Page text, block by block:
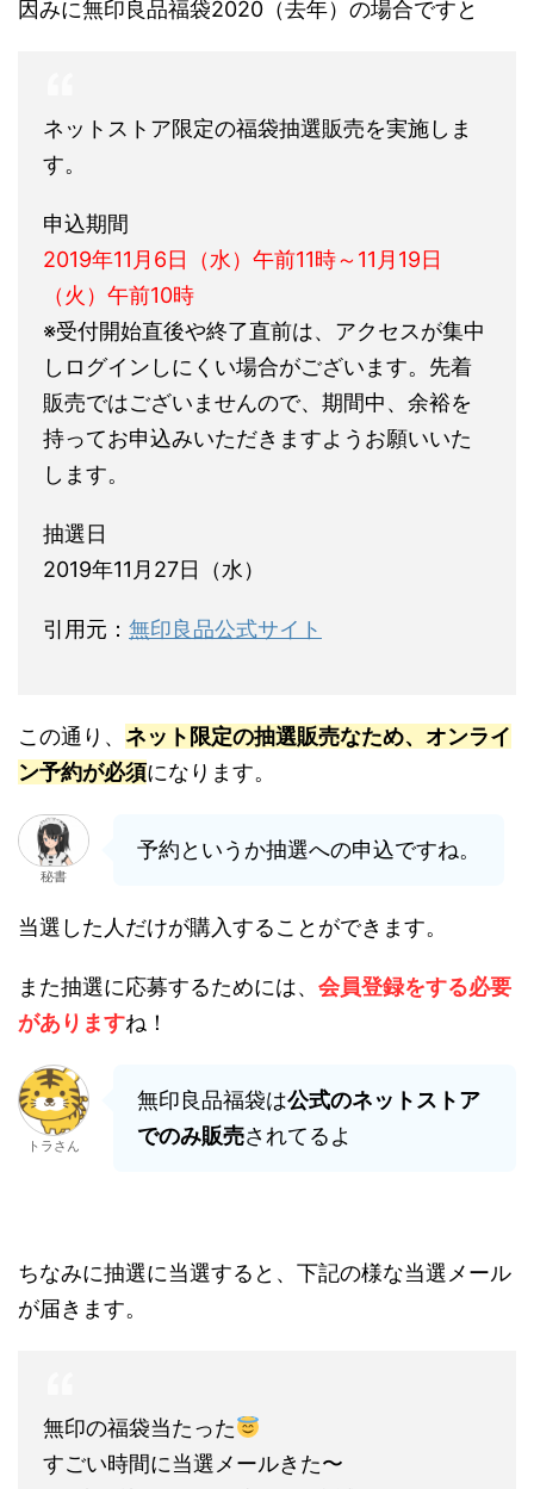
因みに無印良品福袋2020（去年）の場合ですと
ネットストア限定の福袋抽選販売を実施しま
す。
申込期間
2019年11月6日（水）午前11時～11月19日
（火）午前10時
※受付開始直後や終了直前は、アクセスが集中
しログインしにくい場合がございます。先着
販売ではございませんので、期間中、余裕を
持ってお申込みいただきますようお願いいた
します。
抽選日
2019年11月27日（水）
引用元： 無印良品公式サイト
この通り、 ネット限定の抽選販売なため、オンライ
ン予約が必須になります。
秘書
予約というか抽選への申込ですね。
当選した人だけが購入することができます。
また抽選に応募するためには、 会員登録をする必要
がありますね！
トラさん
無印良品福袋は公式のネットストア
でのみ販売されてるよ
ちなみに抽選に当選すると、下記の様な当選メール
が届きます。
無印の福袋当たった
すごい時間に当選メールきた〜